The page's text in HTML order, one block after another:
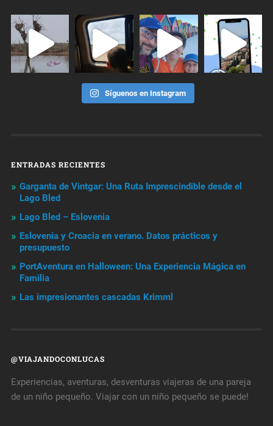
Síguenos en Instagram
ENTRADAS RECIENTES
Garganta de Vintgar: Una Ruta Imprescindible desde el
Lago Bled
Lago Bled – Eslovenia
Eslovenia y Croacia en verano. Datos prácticos y
presupuesto
PortAventura en Halloween: Una Experiencia Mágica en
Familia
Las impresionantes cascadas Krimml
@VIAJANDOCONLUCAS
Experiencias, aventuras, desventuras viajeras de una pareja
de un niño pequeño. Viajar con un niño pequeño se puede!